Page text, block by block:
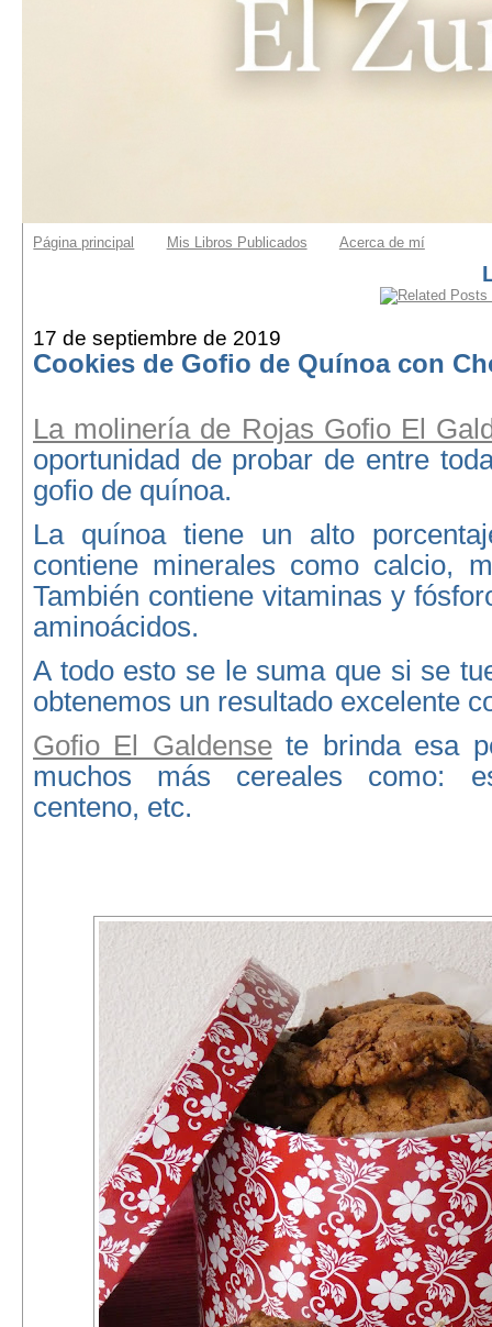
Página principal Mis Libros Publicados Acerca de mí
17 de septiembre de 2019
Cookies de Gofio de Quínoa con
La molinería de Rojas Gofio El
oportunidad de probar de entre
gofio de quínoa.
La quínoa tiene un alto
contiene minerales como calcio,
También contiene vitaminas y
aminoácidos.
A todo esto se le suma que si se
obtenemos un resultado excelente
Gofio El Galdensete brinda esa
muchos más cereales como:
centeno, etc.